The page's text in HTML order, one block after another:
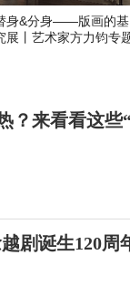
身&分身——版画的基
展丨艺术家方力钧专
？来看看这些
剧诞生120周